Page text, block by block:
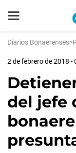
Diarios Bonaerenses>
2 de febrero de 2018 -
del jefe